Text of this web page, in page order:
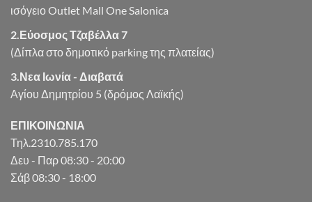
ισόγειο Outlet Mall One Salonica
2.Εύοσμος Τζαβέλλα 7
(Δίπλα στο δημοτικό parking της πλατείας)
3.Νεα Ιωνία - Διαβατά
Αγίου Δημητρίου 5 (δρόμος Λαϊκής)
ΕΠΙΚΟΙΝΩΝΙΑ
Τηλ.2310.785.170
Δευ - Παρ 08:30 - 20:00
Σάβ 08:30 - 18:00